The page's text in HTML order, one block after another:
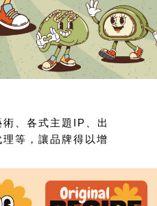
、各式主題IP、出
等，讓品牌得以增